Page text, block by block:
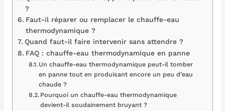
?
Faut-il réparer ou remplacer le chauffe-eau
thermodynamique ?
Quand faut-il faire intervenir sans attendre ?
FAQ : chauffe-eau thermodynamique en panne
Un chauffe-eau thermodynamique peut-il tomber
en panne tout en produisant encore un peu d’eau
chaude ?
Pourquoi un chauffe-eau thermodynamique
devient-il soudainement bruyant ?